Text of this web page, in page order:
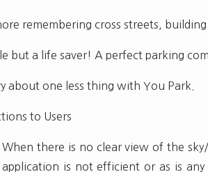
remembering cross streets,
but a life saver! A perfect parking
about one less thing with You Park.
to Users
When there is no clear view of the
application is not efficient or as is